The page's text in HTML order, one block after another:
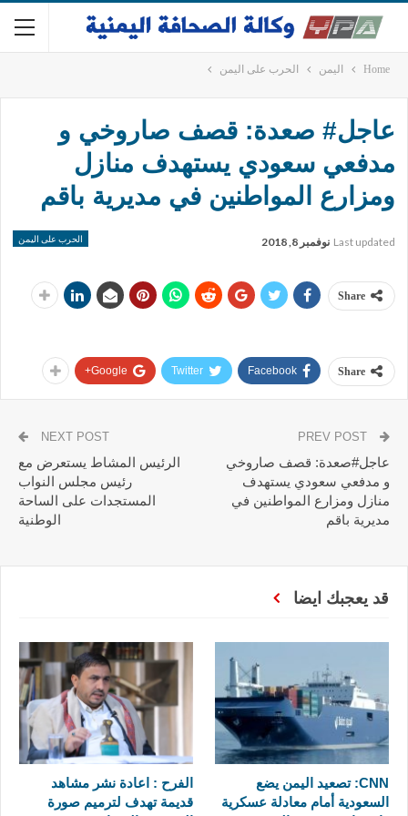
Home اليمن الحرب على اليمن
عاجل# صعدة: قصف صاروخي و
مدفعي سعودي يستهدف منازل
ومزارع المواطنين في مديرية باقم
الحرب على اليمن Last updated نوفمبر 8, 2018
Share
Share
Facebook
Twitter
Google+
عاجل#صعدة: قصف صاروخي
و مدفعي سعودي يستهدف
منازل ومزارع المواطنين في
مديرية باقم
NEXT POST
الرئيس المشاط يستعرض مع
رئيس مجلس النواب
المستجدات على الساحة
الوطنية
قد يعجبك ايضا
CNN: تصعيد اليمن يضع
السعودية أمام معادلة عسكرية
الفرح : اعادة نشر مشاهد
قديمة تهدف لترميم صورة